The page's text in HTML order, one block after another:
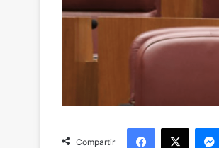
Compartir
Facebook
X